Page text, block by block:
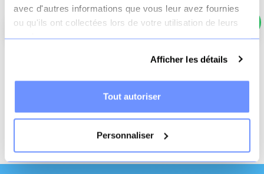
avec d'autres informations que vous leur avez fournies
ou qu'ils ont collectées lors de votre utilisation de leurs
services.
Afficher les détails
Tout autoriser
Personnaliser
Total TTC 2490 €
Ajouter au panier
Date de disponibilité: 2022-07-04